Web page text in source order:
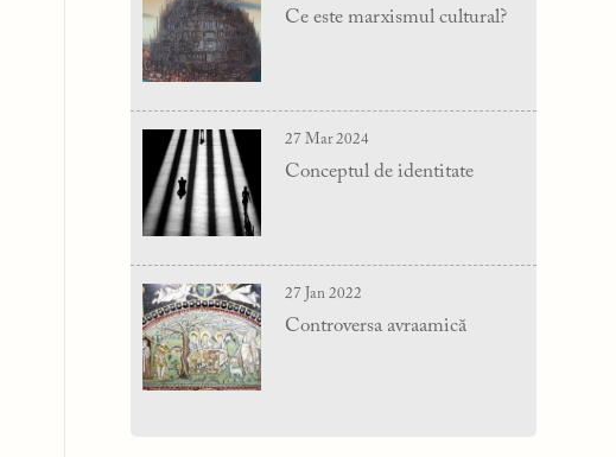
Ce este marxismul cultural?
27 Mar 2024
Conceptul de identitate
27 Jan 2022
Controversa avraamică